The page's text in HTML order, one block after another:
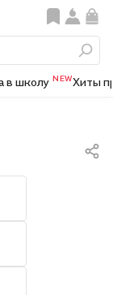
в школу NEWХиты